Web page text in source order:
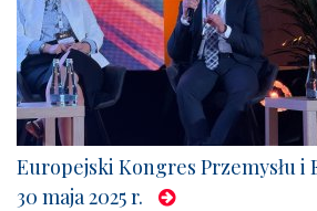
Europejski Kongres Przemysłu
30 maja 2025 r.